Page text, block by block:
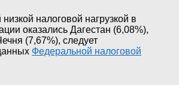
налоговой нагрузкой в
оказались Дагестан (6,08%),
(7,67%), следует
Федеральной налоговой